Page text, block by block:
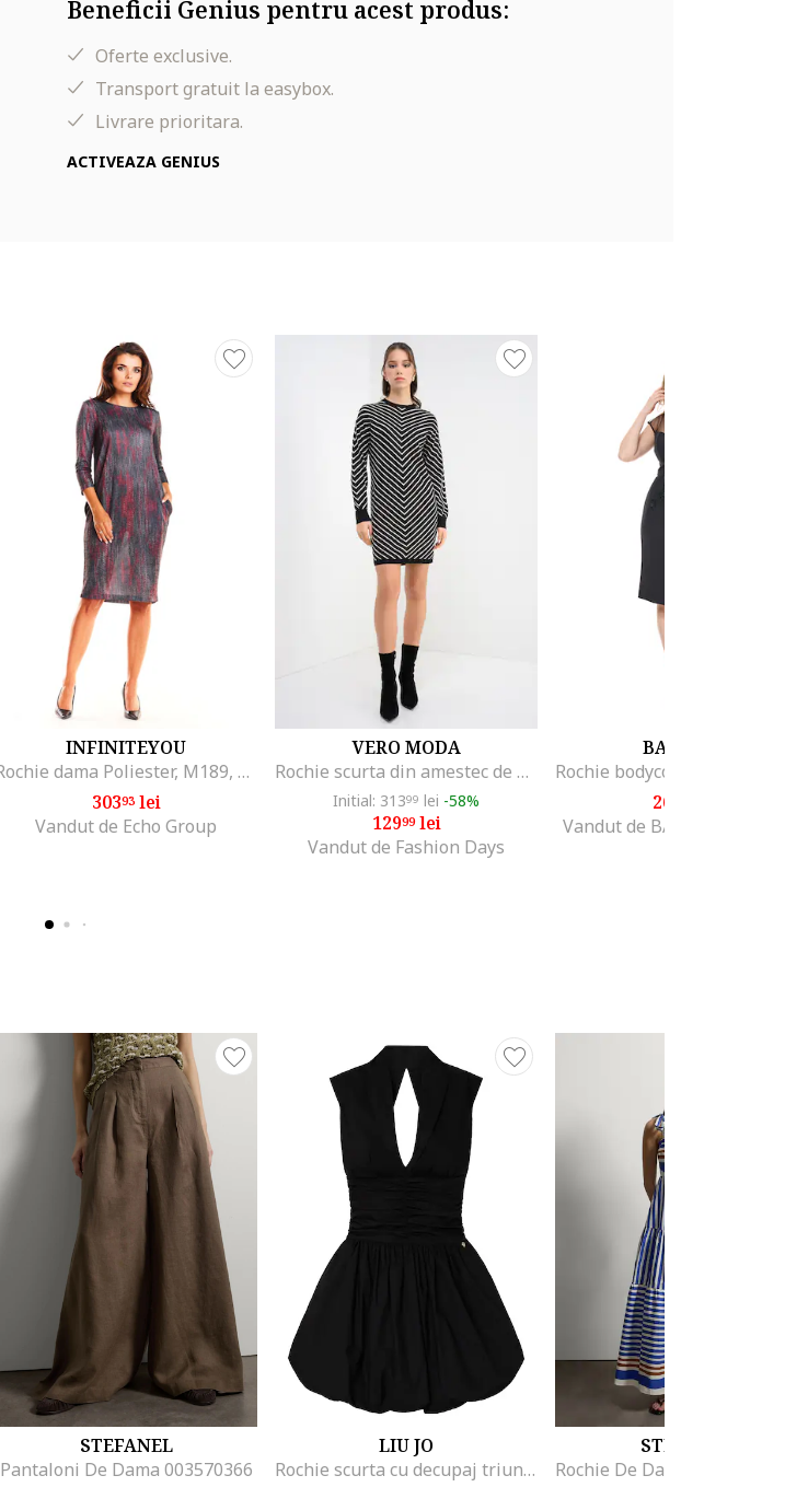
Beneficii Genius pentru acest produs:
Oferte exclusive.
Transport gratuit la easybox.
Livrare prioritara.
ACTIVEAZA GENIUS
INFINITEYOU
Rochie dama Poliester, M189, Rosu/Negru
30393lei
Vandut de Echo Group
VERO MODA
Rochie scurta din amestec de modal, Alb fildes/Negru
Initial: 31399 lei -58%
12999lei
Vandut de Fashion Days
BAROCCA
269
Vandut de BAROCCA
STEFANEL
Pantaloni De Dama 003570366
LIU JO
Rochie scurta cu decupaj triunghiular pe partea din spate, Negru
STEFANEL